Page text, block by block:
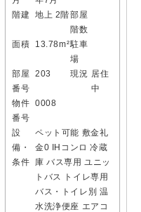
階建 地上 2階部屋
階数
面積
13.78m²駐車
場
部屋
番号
203 現況 居住
中
物件
番号
0008
設
備・
条件
ペット可能 敷金礼
金0
IHコンロ 冷蔵
庫 バス専用 ユニッ
トバス
トイレ専用
バス・トイレ別 温
水洗浄便座 エアコ